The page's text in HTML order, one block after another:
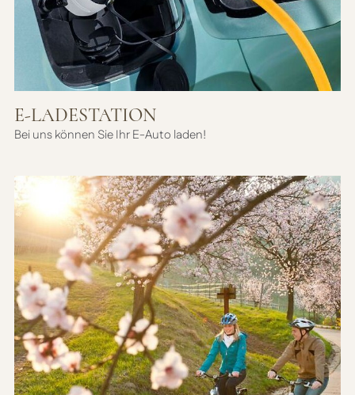
E-LADESTATION
Bei uns können Sie Ihr E-Auto laden!